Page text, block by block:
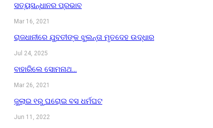
ସତ୍ୟସନ୍ଧାନର ପ୍ରଭାବ
Mar 16, 2021
ରାଜଧାନୀରେ ଯୁବତୀଙ୍କ ଝୁଲନ୍ତା ମୃତଦେହ ଉଦ୍ଧାର
Jul 24, 2025
ବାହାରିଲେ ସୋମନାଥ…
Mar 26, 2021
ଜୁଲାଇ ୧ରୁ ଘରୋଇ ବସ ଧର୍ମଘଟ
Jun 11, 2022